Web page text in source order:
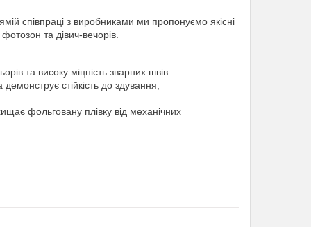
співпраці з виробниками ми пропонуємо якісні
та дівич-вечорів.
та високу міцність зварних швів.
стійкість до здування,
фольговану плівку від механічних